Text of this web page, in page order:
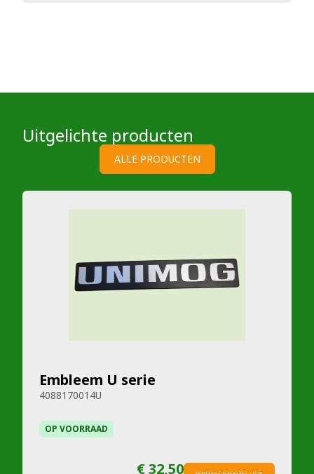
Uitgelichte producten
ALLE PRODUCTEN
Embleem U serie
4088170014U
OP VOORRAAD
€ 32,50